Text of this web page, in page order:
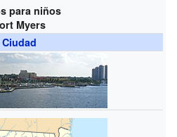
para niños
Myers
Ciudad